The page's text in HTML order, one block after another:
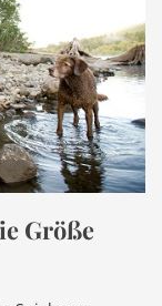
Größe